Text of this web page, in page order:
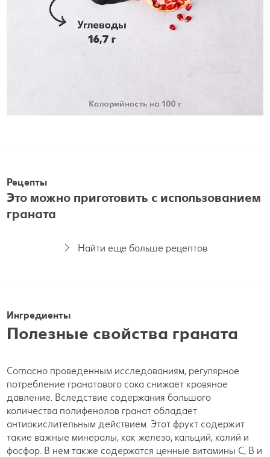
Рецепты
Это можно приготовить с использованием
граната
Найти еще больше рецептов
Ингредиенты
Полезные свойства граната
Согласно проведенным исследованиям, регулярное
потребление гранатового сока снижает кровяное
давление. Вследствие содержания большого
количества полифенолов гранат обладает
антиокислительным действием. Этот фрукт содержит
такие важные минералы, как железо, кальций, калий и
фосфор. В нем также содержатся ценные витамины C, B и